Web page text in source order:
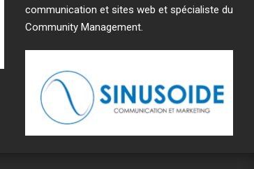
communication et sites web et spécialiste du
Community Management.